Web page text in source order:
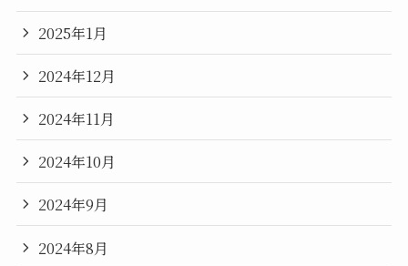
2025年1月
2024年12月
2024年11月
2024年10月
2024年9月
2024年8月